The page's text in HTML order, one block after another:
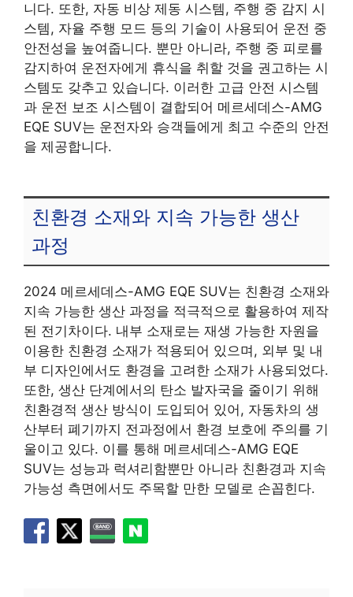
니다. 또한, 자동 비상 제동 시스템, 주행 중 감지 시
스템, 자율 주행 모드 등의 기술이 사용되어 운전 중
안전성을 높여줍니다. 뿐만 아니라, 주행 중 피로를
감지하여 운전자에게 휴식을 취할 것을 권고하는 시
스템도 갖추고 있습니다. 이러한 고급 안전 시스템
과 운전 보조 시스템이 결합되어 메르세데스-AMG
EQE SUV는 운전자와 승객들에게 최고 수준의 안전
을 제공합니다.
친환경 소재와 지속 가능한 생산
과정
2024 메르세데스-AMG EQE SUV는 친환경 소재와
지속 가능한 생산 과정을 적극적으로 활용하여 제작
된 전기차이다. 내부 소재로는 재생 가능한 자원을
이용한 친환경 소재가 적용되어 있으며, 외부 및 내
부 디자인에서도 환경을 고려한 소재가 사용되었다.
또한, 생산 단계에서의 탄소 발자국을 줄이기 위해
친환경적 생산 방식이 도입되어 있어, 자동차의 생
산부터 폐기까지 전과정에서 환경 보호에 주의를 기
울이고 있다. 이를 통해 메르세데스-AMG EQE
SUV는 성능과 럭셔리함뿐만 아니라 친환경과 지속
가능성 측면에서도 주목할 만한 모델로 손꼽힌다.